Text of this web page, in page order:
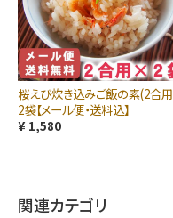
桜えび炊き込みご飯の素(2合
2袋【メール便・送料込】
¥ 1,580
関連カテゴリ